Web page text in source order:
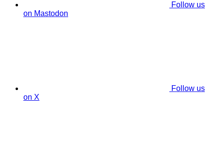
Follow us
on Mastodon
Follow us
on X